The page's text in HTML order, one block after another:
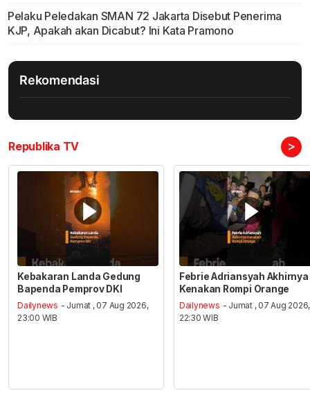
Pelaku Peledakan SMAN 72 Jakarta Disebut Penerima
KJP, Apakah akan Dicabut? Ini Kata Pramono
Rekomendasi
Republika TV >
Kebakaran Landa Gedung
Bapenda Pemprov DKI
Dailynews - Jumat , 07 Aug 2026,
23:00 WIB
Febrie Adriansyah Akhirnya
Kenakan Rompi Orange
Dailynews - Jumat , 07 Aug 2026,
22:30 WIB